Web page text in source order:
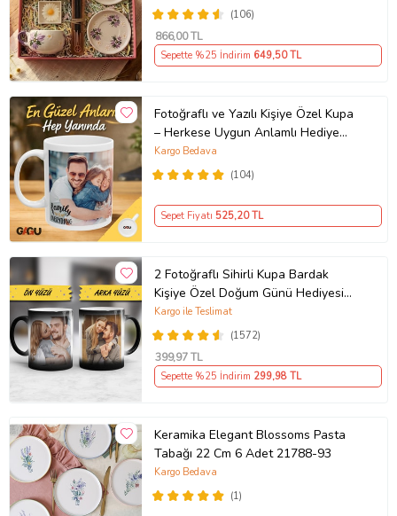
(106)
866,00 TL
Sepette %25 İndirim 649,50 TL
Fotoğraflı ve Yazılı Kişiye Özel Kupa
– Herkese Uygun Anlamlı Hediye
Porselen Baskılı Kupa (Beyaz)
(104)
Kargo Bedava
Sepet Fiyatı 525,20 TL
2 Fotoğraflı Sihirli Kupa Bardak
Kişiye Özel Doğum Günü Hediyesi
Sevgiliye Hediye Anneye Babaya
Ablaya Abiye Kız Erkek Kardeşe
Arkadaşa Resimli Günü Yıl Dönümü
Hediyesi
(1572)
Kargo ile Teslimat
399,97 TL
Sepette %25 İndirim 299,98 TL
Keramika Elegant Blossoms Pasta
Tabağı 22 Cm 6 Adet 21788-93
(1)
Kargo Bedava